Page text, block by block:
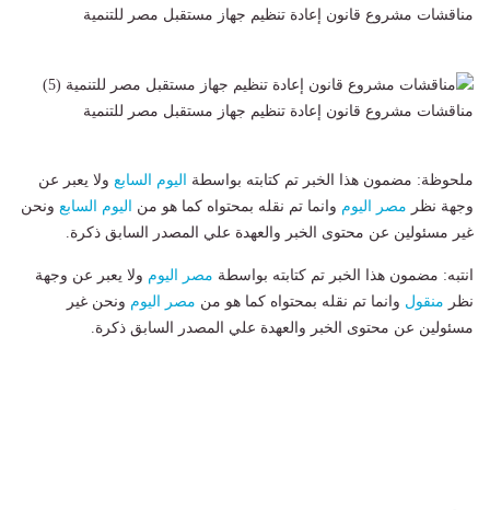
مناقشات مشروع قانون إعادة تنظيم جهاز مستقبل مصر للتنمية
مناقشات مشروع قانون إعادة تنظيم جهاز مستقبل مصر للتنمية
ملحوظة: مضمون هذا الخبر تم كتابته بواسطة اليوم السابع ولا يعبر عن
وجهة نظر مصر اليوم وانما تم نقله بمحتواه كما هو من اليوم السابع ونحن
غير مسئولين عن محتوى الخبر والعهدة علي المصدر السابق ذكرة.
انتبه: مضمون هذا الخبر تم كتابته بواسطة مصر اليوم ولا يعبر عن وجهة
نظر منقول وانما تم نقله بمحتواه كما هو من مصر اليوم ونحن غير
مسئولين عن محتوى الخبر والعهدة علي المصدر السابق ذكرة.